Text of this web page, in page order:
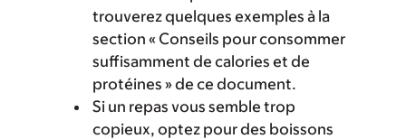
trouverez quelques exemples à la
section « Conseils pour consommer
suffisamment de calories et de
protéines » de ce document.
Si un repas vous semble trop
copieux, optez pour des boissons